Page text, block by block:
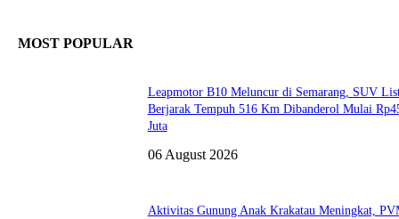
MOST POPULAR
Leapmotor B10 Meluncur di Semarang, SUV
Berjarak Tempuh 516 Km Dibanderol Mulai
Juta
06 August 2026
Aktivitas Gunung Anak Krakatau Meningkat,